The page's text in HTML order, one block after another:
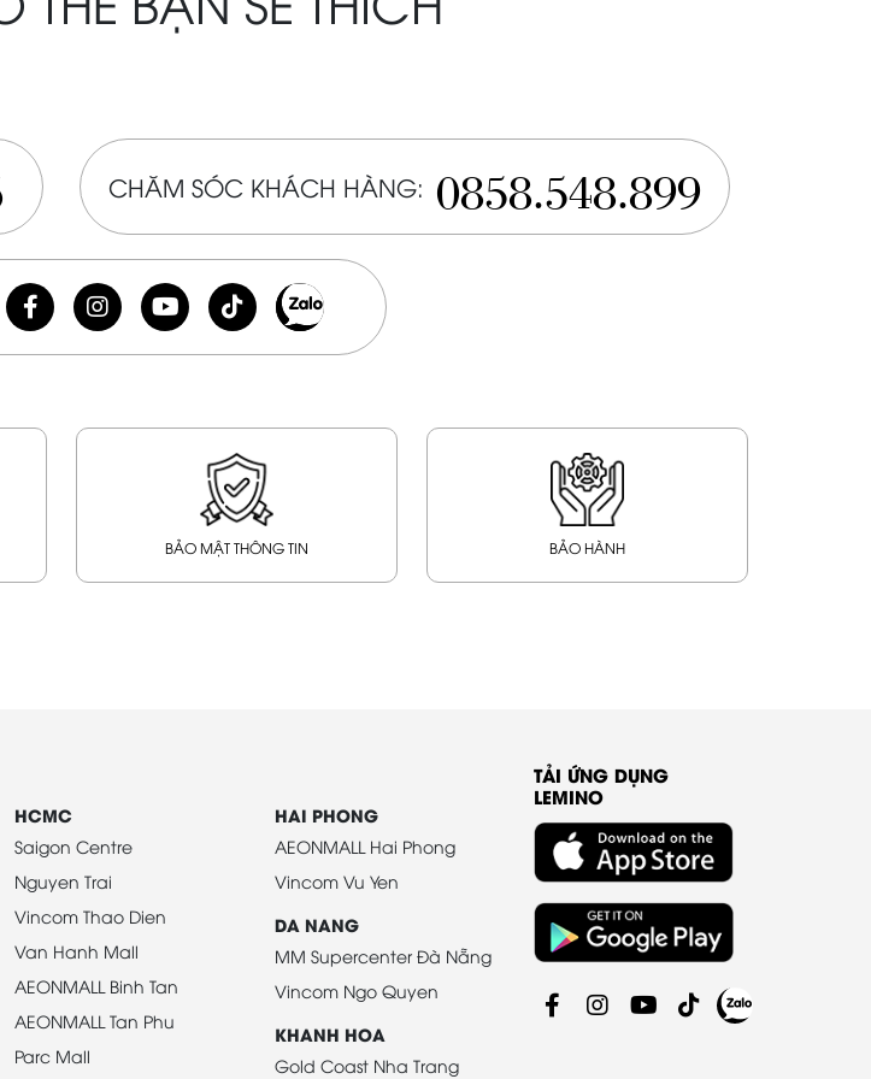
CHĂM SÓC KHÁCH HÀNG: 0858.548.899
BẢO MẬT THÔNG TIN BẢO HÀNH
HCMC
Saigon Centre
Nguyen Trai
Vincom Thao Dien
Van Hanh Mall
AEONMALL Binh Tan
AEONMALL Tan Phu
Parc Mall
HAI PHONG
AEONMALL Hai Phong
Vincom Vu Yen
DA NANG
MM Supercenter Đà Nẵng
Vincom Ngo Quyen
KHANH HOA
Gold Coast Nha Trang
TẢI ỨNG DỤNG
LEMINO